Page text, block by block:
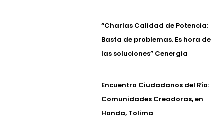
“Charlas Calidad de Potencia:
Basta de problemas. Es hora de
las soluciones” Cenergia
Encuentro Ciudadanos del Río:
Comunidades Creadoras, en
Honda, Tolima